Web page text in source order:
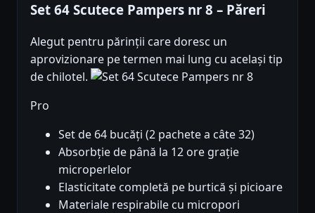
Set 64 Scutece Pampers nr 8 – Păreri
Alegut pentru părinții care doresc un
aprovizionare pe termen mai lung cu același tip
de chilotel.
Pro
Set de 64 bucăți (2 pachete a câte 32)
Absorbție de până la 12 ore grație
microperlelor
Elasticitate completă pe burtică și picioare
Materiale respirabile cu micropori